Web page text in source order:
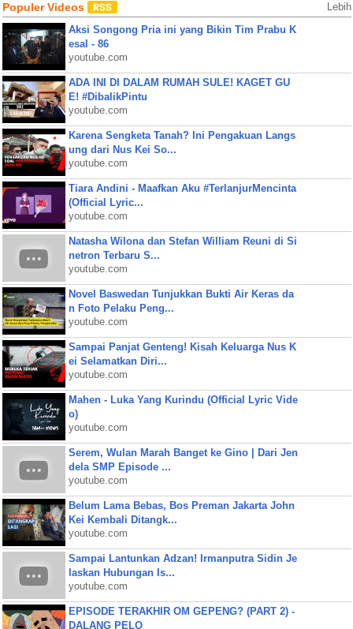
Populer Videos Lebih
Aksi Songong Pria ini yang Bikin Tim Prabu K
esal - 86
youtube.com
ADA INI DI DALAM RUMAH SULE! KAGET GU
E! #DibalikPintu
youtube.com
Karena Sengketa Tanah? Ini Pengakuan Langs
ung dari Nus Kei So...
youtube.com
Tiara Andini - Maafkan Aku #TerlanjurMencinta
(Official Lyric...
youtube.com
Natasha Wilona dan Stefan William Reuni di Si
netron Terbaru S...
youtube.com
Novel Baswedan Tunjukkan Bukti Air Keras da
n Foto Pelaku Peng...
youtube.com
Sampai Panjat Genteng! Kisah Keluarga Nus K
ei Selamatkan Diri...
youtube.com
Mahen - Luka Yang Kurindu (Official Lyric Vide
o)
youtube.com
Serem, Wulan Marah Banget ke Gino | Dari Jen
dela SMP Episode ...
youtube.com
Belum Lama Bebas, Bos Preman Jakarta John
Kei Kembali Ditangk...
youtube.com
Sampai Lantunkan Adzan! Irmanputra Sidin Je
laskan Hubungan Is...
youtube.com
EPISODE TERAKHIR OM GEPENG? (PART 2) -
DALANG PELO